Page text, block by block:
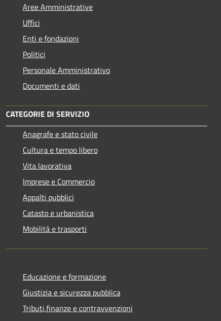
Aree Amministrative
Uffici
Enti e fondazioni
Politici
Personale Amministrativo
Documenti e dati
CATEGORIE DI SERVIZIO
Anagrafe e stato civile
Cultura e tempo libero
Vita lavorativa
Imprese e Commercio
Appalti pubblici
Catasto e urbanistica
Mobilità e trasporti
Educazione e formazione
Giustizia e sicurezza pubblica
Tributi,finanze e contravvenzioni